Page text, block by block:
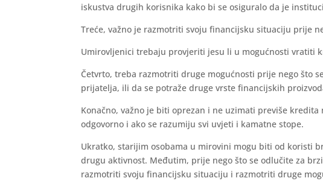
iskustva drugih korisnika kako bi se osiguralo da je
Treće, važno je razmotriti svoju financijsku situaciju prije
Umirovljenici trebaju provjeriti jesu li u mogućnosti vratiti
Četvrto, treba razmotriti druge mogućnosti prije nego što
prijatelja, ili da se potraže druge vrste financijskih
Konačno, važno je biti oprezan i ne uzimati previše kredita
odgovorno i ako se razumiju svi uvjeti i kamatne stope.
Ukratko, starijim osobama u mirovini mogu biti od koristi
drugu aktivnost. Međutim, prije nego što se odlučite za
razmotriti svoju financijsku situaciju i razmotriti druge